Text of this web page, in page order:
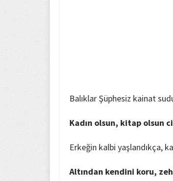
Balıklar Şüphesiz kainat
Kadın olsun, kitap olsun
Erkeğin kalbi yaşlandıkça,
Altından kendini koru,